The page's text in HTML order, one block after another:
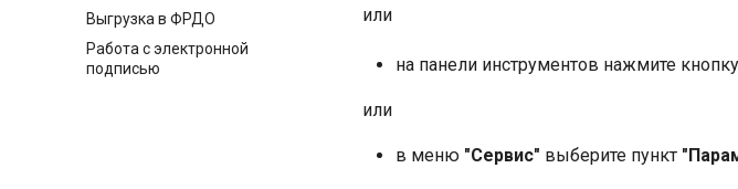
Выгрузка в ФРДО
Работа с электронной
подписью
или
на панели инструментов нажмите кнопку
или
в меню "Сервис" выберите пункт